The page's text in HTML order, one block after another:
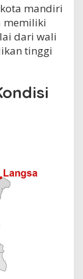
mandiri
memiliki
dari wali
tinggi